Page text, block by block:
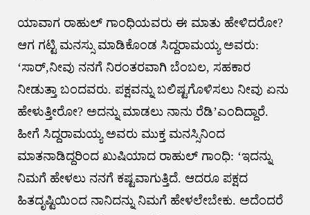
ಯಾವಾಗ ರಾಹುಲ್ ಗಾಂಧಿಯವರು ಈ ಮಾತು ಹೇಳಿದರೋ?
ಆಗ ಗಟ್ಟಿ ಮನಸ್ಸು ಮಾಡಿಕೊಂಡ ಸಿದ್ದರಾಮಯ್ಯ ಅವರು:
‘ಸಾರ್,ನೀವು ನನಗೆ ನಿರಂತರವಾಗಿ ಬೆಂಬಲ, ಸಹಕಾರ
ನೀಡುತ್ತಾ ಬಂದವರು. ಪಕ್ಷವನ್ನು ಬಲಿಷ್ಟಗೊಳಿಸಲು ನೀವು ಏನು
ಹೇಳುತ್ತೀರೋ? ಅದನ್ನು ಮಾಡಲು ನಾನು ರೆಡಿ’ಎಂದಿದ್ದಾರೆ.
ಹೀಗೆ ಸಿದ್ದರಾಮಯ್ಯ ಅವರು ಮುಕ್ತ ಮನಸ್ಸಿನಿಂದ
ಮಾತನಾಡಿದ್ದರಿಂದ ಖುಷಿಯಾದ ರಾಹುಲ್ ಗಾಂಧಿ: ‘ಇದನ್ನು
ನಿಮಗೆ ಹೇಳಲು ನನಗೆ ಕಷ್ಟವಾಗುತ್ತಿದೆ. ಆದರೂ ಪಕ್ಷದ
ಹಿತದೃಷ್ಟಿಯಿಂದ ನಾನಿದನ್ನು ನಿಮಗೆ ಹೇಳಲೇಬೇಕು. ಅದೆಂದರೆ